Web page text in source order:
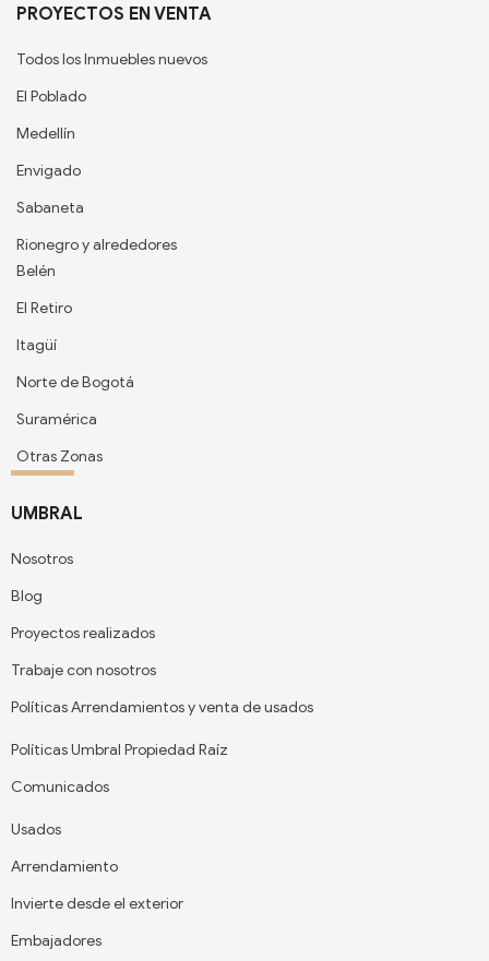
PROYECTOS EN VENTA
Todos los Inmuebles nuevos
El Poblado
Medellín
Envigado
Sabaneta
Rionegro y alrededores
Belén
El Retiro
Itagüí
Norte de Bogotá
Suramérica
Otras Zonas
UMBRAL
Nosotros
Blog
Proyectos realizados
Trabaje con nosotros
Políticas Arrendamientos y venta de usados
Políticas Umbral Propiedad Raíz
Comunicados
Usados
Arrendamiento
Invierte desde el exterior
Embajadores